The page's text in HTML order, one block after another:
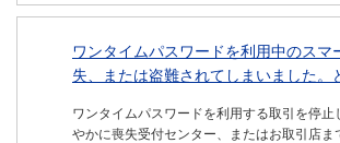
ワンタイムパスワードを利用中のスマ
失、または盗難されてしまいました。
ワンタイムパスワードを利用する取引を停止
やかに喪失受付センター、またはお取引店ま